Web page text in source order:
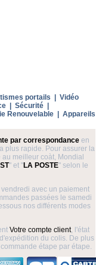
portails | Vidéo
| Sécurité|
Renouvelable| Appareils
par correspondanceen
plus rapide. Pour assurer la
meilleur coàt, Mondial
" et "LA POSTE" selon le
avec un paiement
passées le samedi
nos différents modes
Votre compte client, l'état
du colis. De plus
étape par étape.